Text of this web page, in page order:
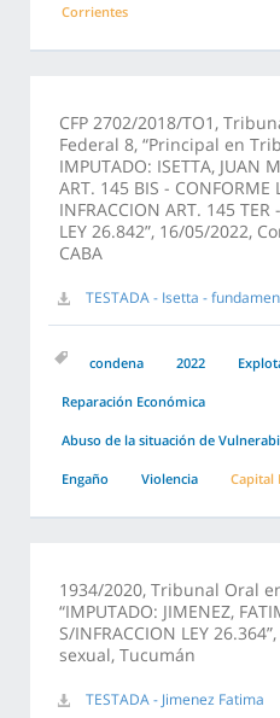
Corrientes
CFP 2702/2018/TO1,
Federal 8, “Principal en
IMPUTADO: ISETTA, JUAN
ART. 145 BIS - CONFORME
INFRACCION ART. 145 TER
LEY 26.842”, 16/05/2022,
CABA
TESTADA - Isetta -
condena 2022
Reparación Económica
Abuso de la situación de
Engaño Violencia Capital
1934/2020, Tribunal Oral
“IMPUTADO: JIMENEZ,
S/INFRACCION LEY
sexual, Tucumán
TESTADA - Jimenez Fatima